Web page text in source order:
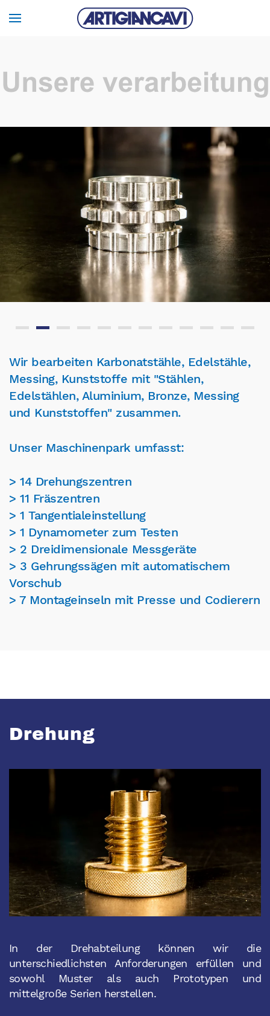
Wir bearbeiten Karbonatstähle, Edelstähle,
Messing, Kunststoffe mit "Stählen,
Edelstählen, Aluminium, Bronze, Messing
und Kunststoffen" zusammen.
Unser Maschinenpark umfasst:
> 14 Drehungszentren
> 11 Fräszentren
> 1 Tangentialeinstellung
> 1 Dynamometer zum Testen
> 2 Dreidimensionale Messgeräte
> 3 Gehrungssägen mit automatischem
Vorschub
> 7 Montageinseln mit Presse und Codierern
Drehung
In der Drehabteilung können wir die
unterschiedlichsten Anforderungen erfüllen und
sowohl Muster als auch Prototypen und
mittelgroße Serien herstellen.